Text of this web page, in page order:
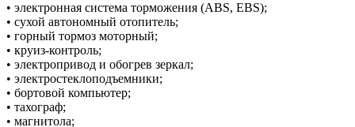
• электронная система торможения (АBS, EBS);
• сухой автономный отопитель;
• горный тормоз моторный;
• круиз-контроль;
• электропривод и обогрев зеркал;
• электростеклоподъемники;
• бортовой компьютер;
• тахограф;
• магнитола;